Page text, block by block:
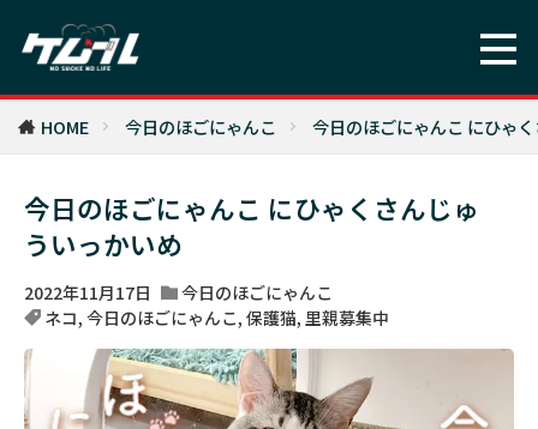
HOME 今日のほごにゃんこ 今日のほごにゃんこ にひゃ
今日のほごにゃんこ にひゃくさんじゅ
ういっかいめ
2022年11月17日
今日のほごにゃんこ
ネコ, 今日のほごにゃんこ, 保護猫, 里親募集中